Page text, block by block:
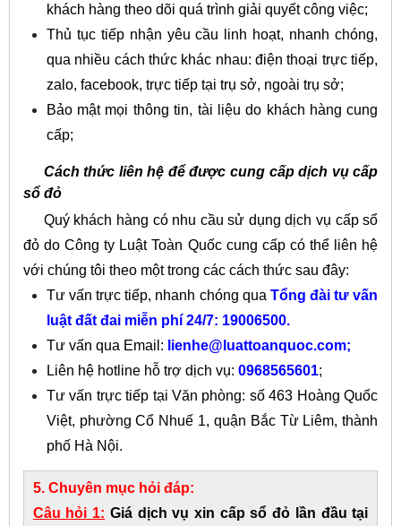
khách hàng theo dõi quá trình giải quyết công việc;
Thủ tục tiếp nhận yêu cầu linh hoạt, nhanh chóng,
qua nhiều cách thức khác nhau: điện thoại trực tiếp,
zalo, facebook, trực tiếp tại trụ sở, ngoài trụ sở;
Bảo mật mọi thông tin, tài liệu do khách hàng cung
cấp;
Cách thức liên hệ để được cung cấp dịch vụ cấp
sổ đỏ
Quý khách hàng có nhu cầu sử dụng dịch vụ cấp sổ
đỏ do Công ty Luật Toàn Quốc cung cấp có thể liên hệ
với chúng tôi theo một trong các cách thức sau đây:
Tư vấn trực tiếp, nhanh chóng qua Tổng đài tư vấn
luật đất đai miễn phí 24/7: 19006500.
Tư vấn qua Email: lienhe@luattoanquoc.com;
Liên hệ hotline hỗ trợ dịch vụ: 0968565601;
Tư vấn trực tiếp tại Văn phòng: số 463 Hoàng Quốc
Việt, phường Cổ Nhuế 1, quận Bắc Từ Liêm, thành
phố Hà Nội.
5. Chuyên mục hỏi đáp:
Câu hỏi 1: Giá dịch vụ xin cấp sổ đỏ lần đầu tại